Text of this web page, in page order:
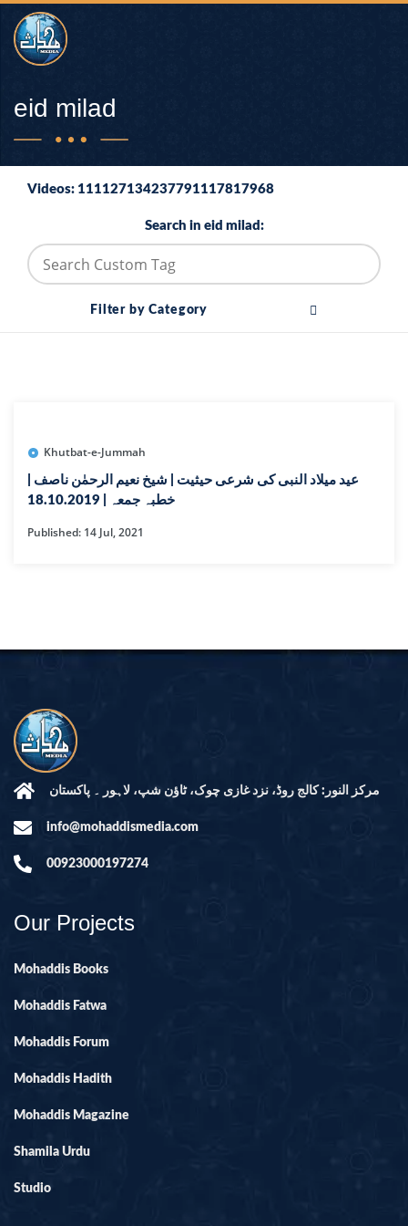
eid milad
Videos: 111127134237791117817968
Search in eid milad:
Filter by Category
Khutbat-e-Jummah
عید میلاد النبی کی شرعی حیثیت | شیخ نعیم الرحمٰن ناصف |
خطبہ جمعہ | 18.10.2019
Published: 14 Jul, 2021
مرکز النور: کالج روڈ، نزد غازی چوک، ٹاؤن شپ، لاہور ۔ پاکستان
info@mohaddismedia.com
00923000197274
Our Projects
Mohaddis Books
Mohaddis Fatwa
Mohaddis Forum
Mohaddis Hadith
Mohaddis Magazine
Shamila Urdu
Studio